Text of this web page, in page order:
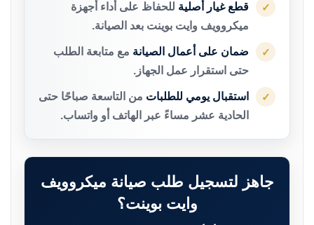
✓ قطع غيار أصلية للحفاظ على أداء أجهزة
ميكروويف وايت بوينت بعد الصيانة.
✓ ضمان على أعمال الصيانة مع متابعة الطلب
حتى استقرار عمل الجهاز.
✓ استقبال يومي للطلبات من التاسعة صباحًا حتى
الحادية عشر مساءً عبر الهاتف أو واتساب.
جاهز لتسجيل طلب صيانة ميكروويف
وايت بوينت؟